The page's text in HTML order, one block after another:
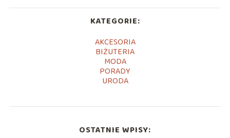
KATEGORIE:
AKCESORIA
BIŻUTERIA
MODA
PORADY
URODA
OSTATNIE WPISY: